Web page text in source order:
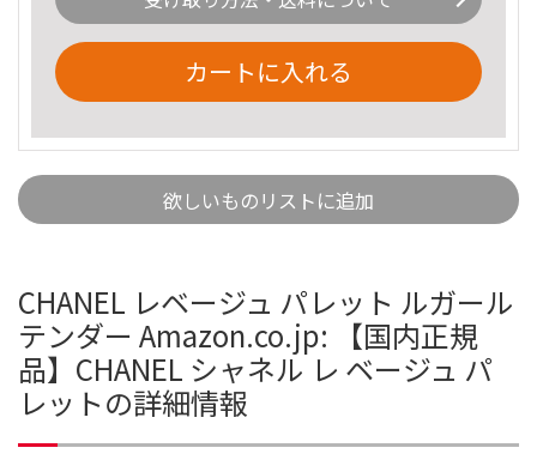
カートに入れる
欲しいものリストに追加
CHANEL レベージュ パレット ルガール
テンダー Amazon.co.jp: 【国内正規
品】CHANEL シャネル レ ベージュ パ
レットの詳細情報